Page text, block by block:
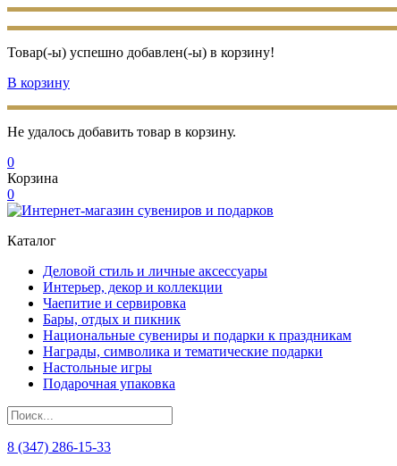
Товар(-ы) успешно добавлен(-ы) в корзину!
В корзину
Не удалось добавить товар в корзину.
0
Корзина
0
Каталог
Деловой стиль и личные аксессуары
Интерьер, декор и коллекции
Чаепитие и сервировка
Бары, отдых и пикник
Национальные сувениры и подарки к праздникам
Награды, символика и тематические подарки
Настольные игры
Подарочная упаковка
8 (347) 286-15-33